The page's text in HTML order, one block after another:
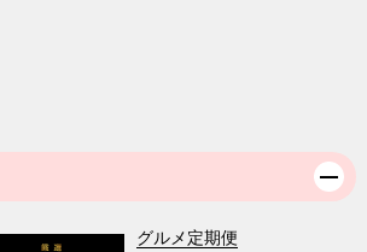
グルメ定期便